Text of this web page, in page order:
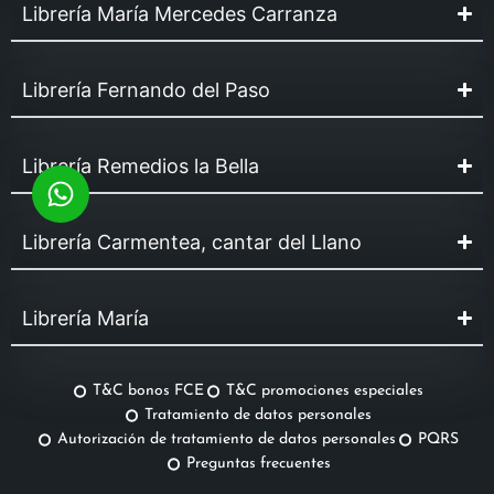
Librería María Mercedes Carranza
Librería Fernando del Paso
Librería Remedios la Bella
Librería Carmentea, cantar del Llano
Librería María
T&C bonos FCE
T&C promociones especiales
Tratamiento de datos personales
Autorización de tratamiento de datos personales
PQRS
Preguntas frecuentes